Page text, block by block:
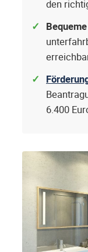
den
6.400